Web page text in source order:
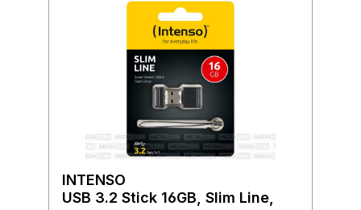
INTENSO
USB 3.2 Stick 16GB, Slim Line,